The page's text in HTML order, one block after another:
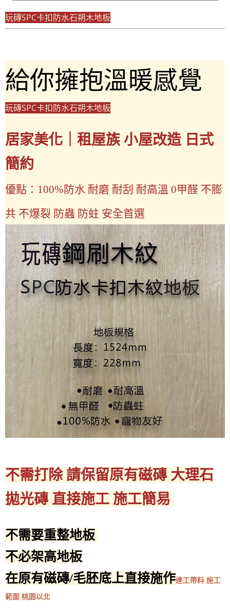
玩磚SPC卡扣防水石朔木地板
給你擁抱溫暖感覺
玩磚SPC卡扣防水石朔木地板
居家美化｜租屋族 小屋改造 日式
簡約
優點：100%防水 耐磨 耐刮 耐高溫 0甲醛 不膨
共 不爆裂 防蟲 防蛀 安全首選
不需打除 請保留原有磁磚 大理石
拋光磚 直接施工 施工簡易
不需要重整地板
不必架高地板
在原有磁磚/毛胚底上直接施作連工帶料 施工
範圍 桃園以北